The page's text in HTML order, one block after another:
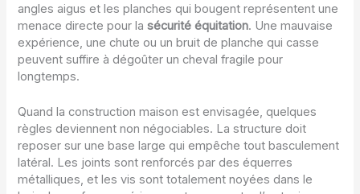
angles aigus et les planches qui bougent représentent une
menace directe pour lasécurité équitation. Une mauvaise
expérience, une chute ou un bruit de planche qui casse
peuvent suffire à dégoûter un cheval fragile pour
longtemps.
Quand la construction maison est envisagée, quelques
règles deviennent non négociables. La structure doit
reposer sur une base large qui empêche tout basculement
latéral. Les joints sont renforcés par des équerres
métalliques, et les vis sont totalement noyées dans le